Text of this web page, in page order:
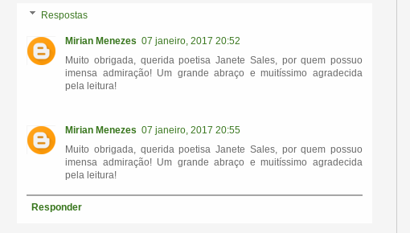
Respostas
Mirian Menezes 07 janeiro, 2017 20:52
Muito obrigada, querida poetisa Janete Sales, por quem possuo
imensa admiração! Um grande abraço e muitíssimo agradecida
pela leitura!
Mirian Menezes 07 janeiro, 2017 20:55
Muito obrigada, querida poetisa Janete Sales, por quem possuo
imensa admiração! Um grande abraço e muitíssimo agradecida
pela leitura!
Responder